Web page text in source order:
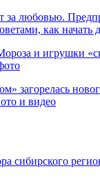
за любовью.
как начать
и игрушки
загорелась
и видео
сибирского